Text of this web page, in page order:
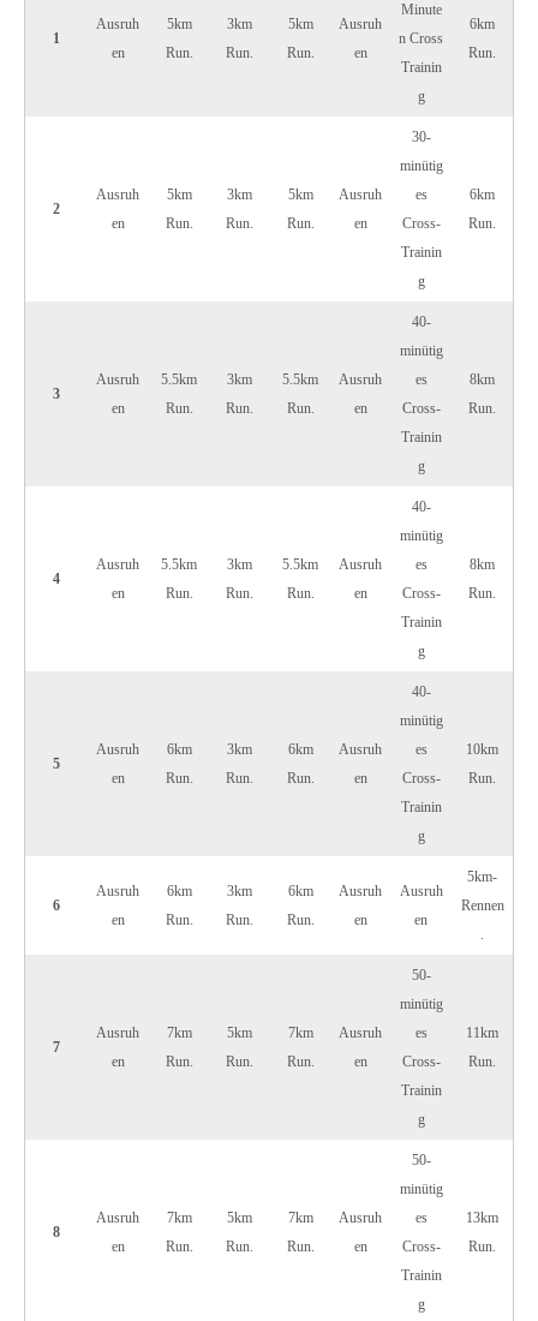
1
Ausruh
en
5km
Run.
3km
Run.
5km
Run.
Ausruh
en
Minute
n Cross
Trainin
g
6km
Run.
2
Ausruh
en
5km
Run.
3km
Run.
5km
Run.
Ausruh
en
30-
minütig
es
Cross-
Trainin
g
6km
Run.
3
Ausruh
en
5.5km
Run.
3km
Run.
5.5km
Run.
Ausruh
en
40-
minütig
es
Cross-
Trainin
g
8km
Run.
4
Ausruh
en
5.5km
Run.
3km
Run.
5.5km
Run.
Ausruh
en
40-
minütig
es
Cross-
Trainin
g
8km
Run.
5
Ausruh
en
6km
Run.
3km
Run.
6km
Run.
Ausruh
en
40-
minütig
es
Cross-
Trainin
g
10km
Run.
6
Ausruh
en
6km
Run.
3km
Run.
6km
Run.
Ausruh
en
Ausruh
en
5km-
Rennen
.
7
Ausruh
en
7km
Run.
5km
Run.
7km
Run.
Ausruh
en
50-
minütig
es
Cross-
Trainin
g
11km
Run.
8
Ausruh
en
7km
Run.
5km
Run.
7km
Run.
Ausruh
en
50-
minütig
es
Cross-
Trainin
g
13km
Run.